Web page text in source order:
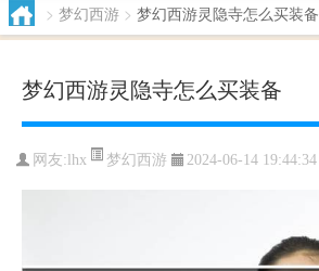
> 梦幻西游 > 梦幻西游灵隐寺怎么买装备
梦幻西游灵隐寺怎么买装备
网友:lhx 梦幻西游 2024-06-14 19:44:34